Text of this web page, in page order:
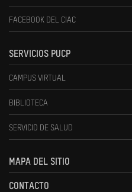
FACEBOOK DEL CIAC
SERVICIOS PUCP
CAMPUS VIRTUAL
BIBLIOTECA
SERVICIO DE SALUD
MAPA DEL SITIO
CONTACTO